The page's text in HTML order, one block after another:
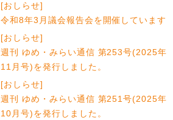
[おしらせ]
令和8年3月議会報告会を開催しています
[おしらせ]
週刊 ゆめ・みらい通信 第253号(2025年
11月号)を発行しました。
[おしらせ]
週刊 ゆめ・みらい通信 第251号(2025年
10月号)を発行しました。